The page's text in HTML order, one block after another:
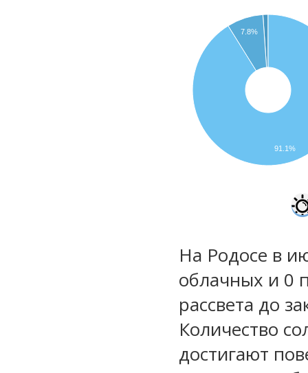
7.8%
91.1%
На Родосе в
облачных и 0
рассвета до
Количество
достигают